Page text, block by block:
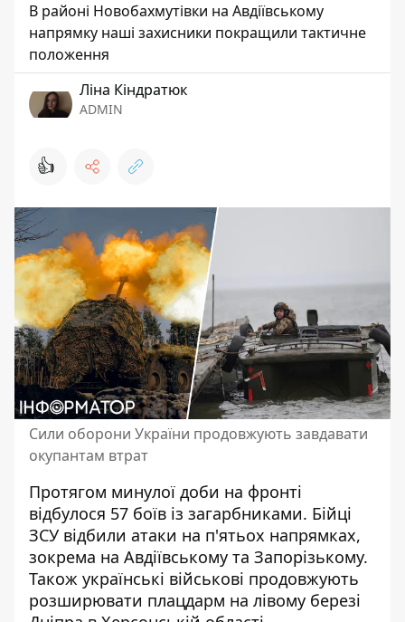
В районі Новобахмутівки на Авдіївському
напрямку наші захисники покращили тактичне
положення
Ліна Кіндратюк
ADMIN
👍
Сили оборони України продовжують завдавати
окупантам втрат
Протягом минулої доби на фронті
відбулося 57 боїв із загарбниками. Бійці
ЗСУ відбили атаки на п'ятьох напрямках,
зокрема на Авдіївському та Запорізькому.
Також українські військові продовжують
розширювати плацдарм на лівому березі